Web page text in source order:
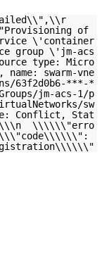
of
\'container
group \'jm-acs
type: Micro
swarm-vne
63f2d0b6-***-*
jm-acs-1/p
sw
Conflict, Stat
\\\\\\"erro